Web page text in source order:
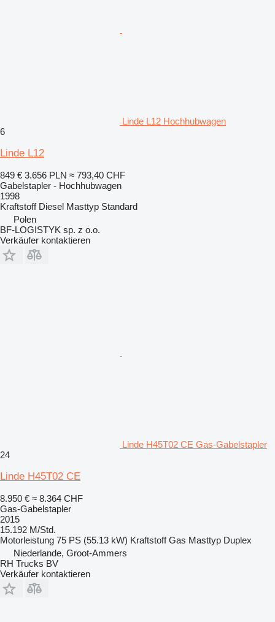
Linde L12 Hochhubwagen
6
Linde L12
849 € 3.656 PLN ≈ 793,40 CHF
Gabelstapler - Hochhubwagen
1998
Kraftstoff Diesel Masttyp Standard
Polen
BF-LOGISTYK sp. z o.o.
Verkäufer kontaktieren
Linde H45T02 CE Gas-Gabelstapler
24
Linde H45T02 CE
8.950 € ≈ 8.364 CHF
Gas-Gabelstapler
2015
15.192 M/Std.
Motorleistung 75 PS (55.13 kW) Kraftstoff Gas Masttyp Duplex
Niederlande, Groot-Ammers
RH Trucks BV
Verkäufer kontaktieren